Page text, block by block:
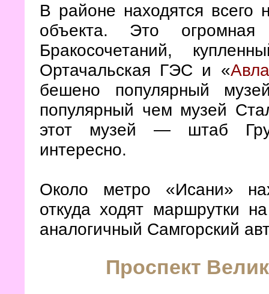
В районе находятся всего
объекта. Это
Бракосочетаний,
Ортачальская ГЭС и «
бешено популярный
популярный чем музей
этот музей — штаб
интересно.
Около метро «Исани»
откуда ходят маршрутки
аналогичный Самгорский
Проспект